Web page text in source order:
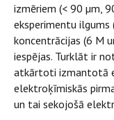
izmēriem (< 90 µm,
eksperimentu ilgums
koncentrācijas (6 M
iespējas. Turklāt ir
atkārtoti izmantotā
elektroķīmiskās
un tai sekojošā